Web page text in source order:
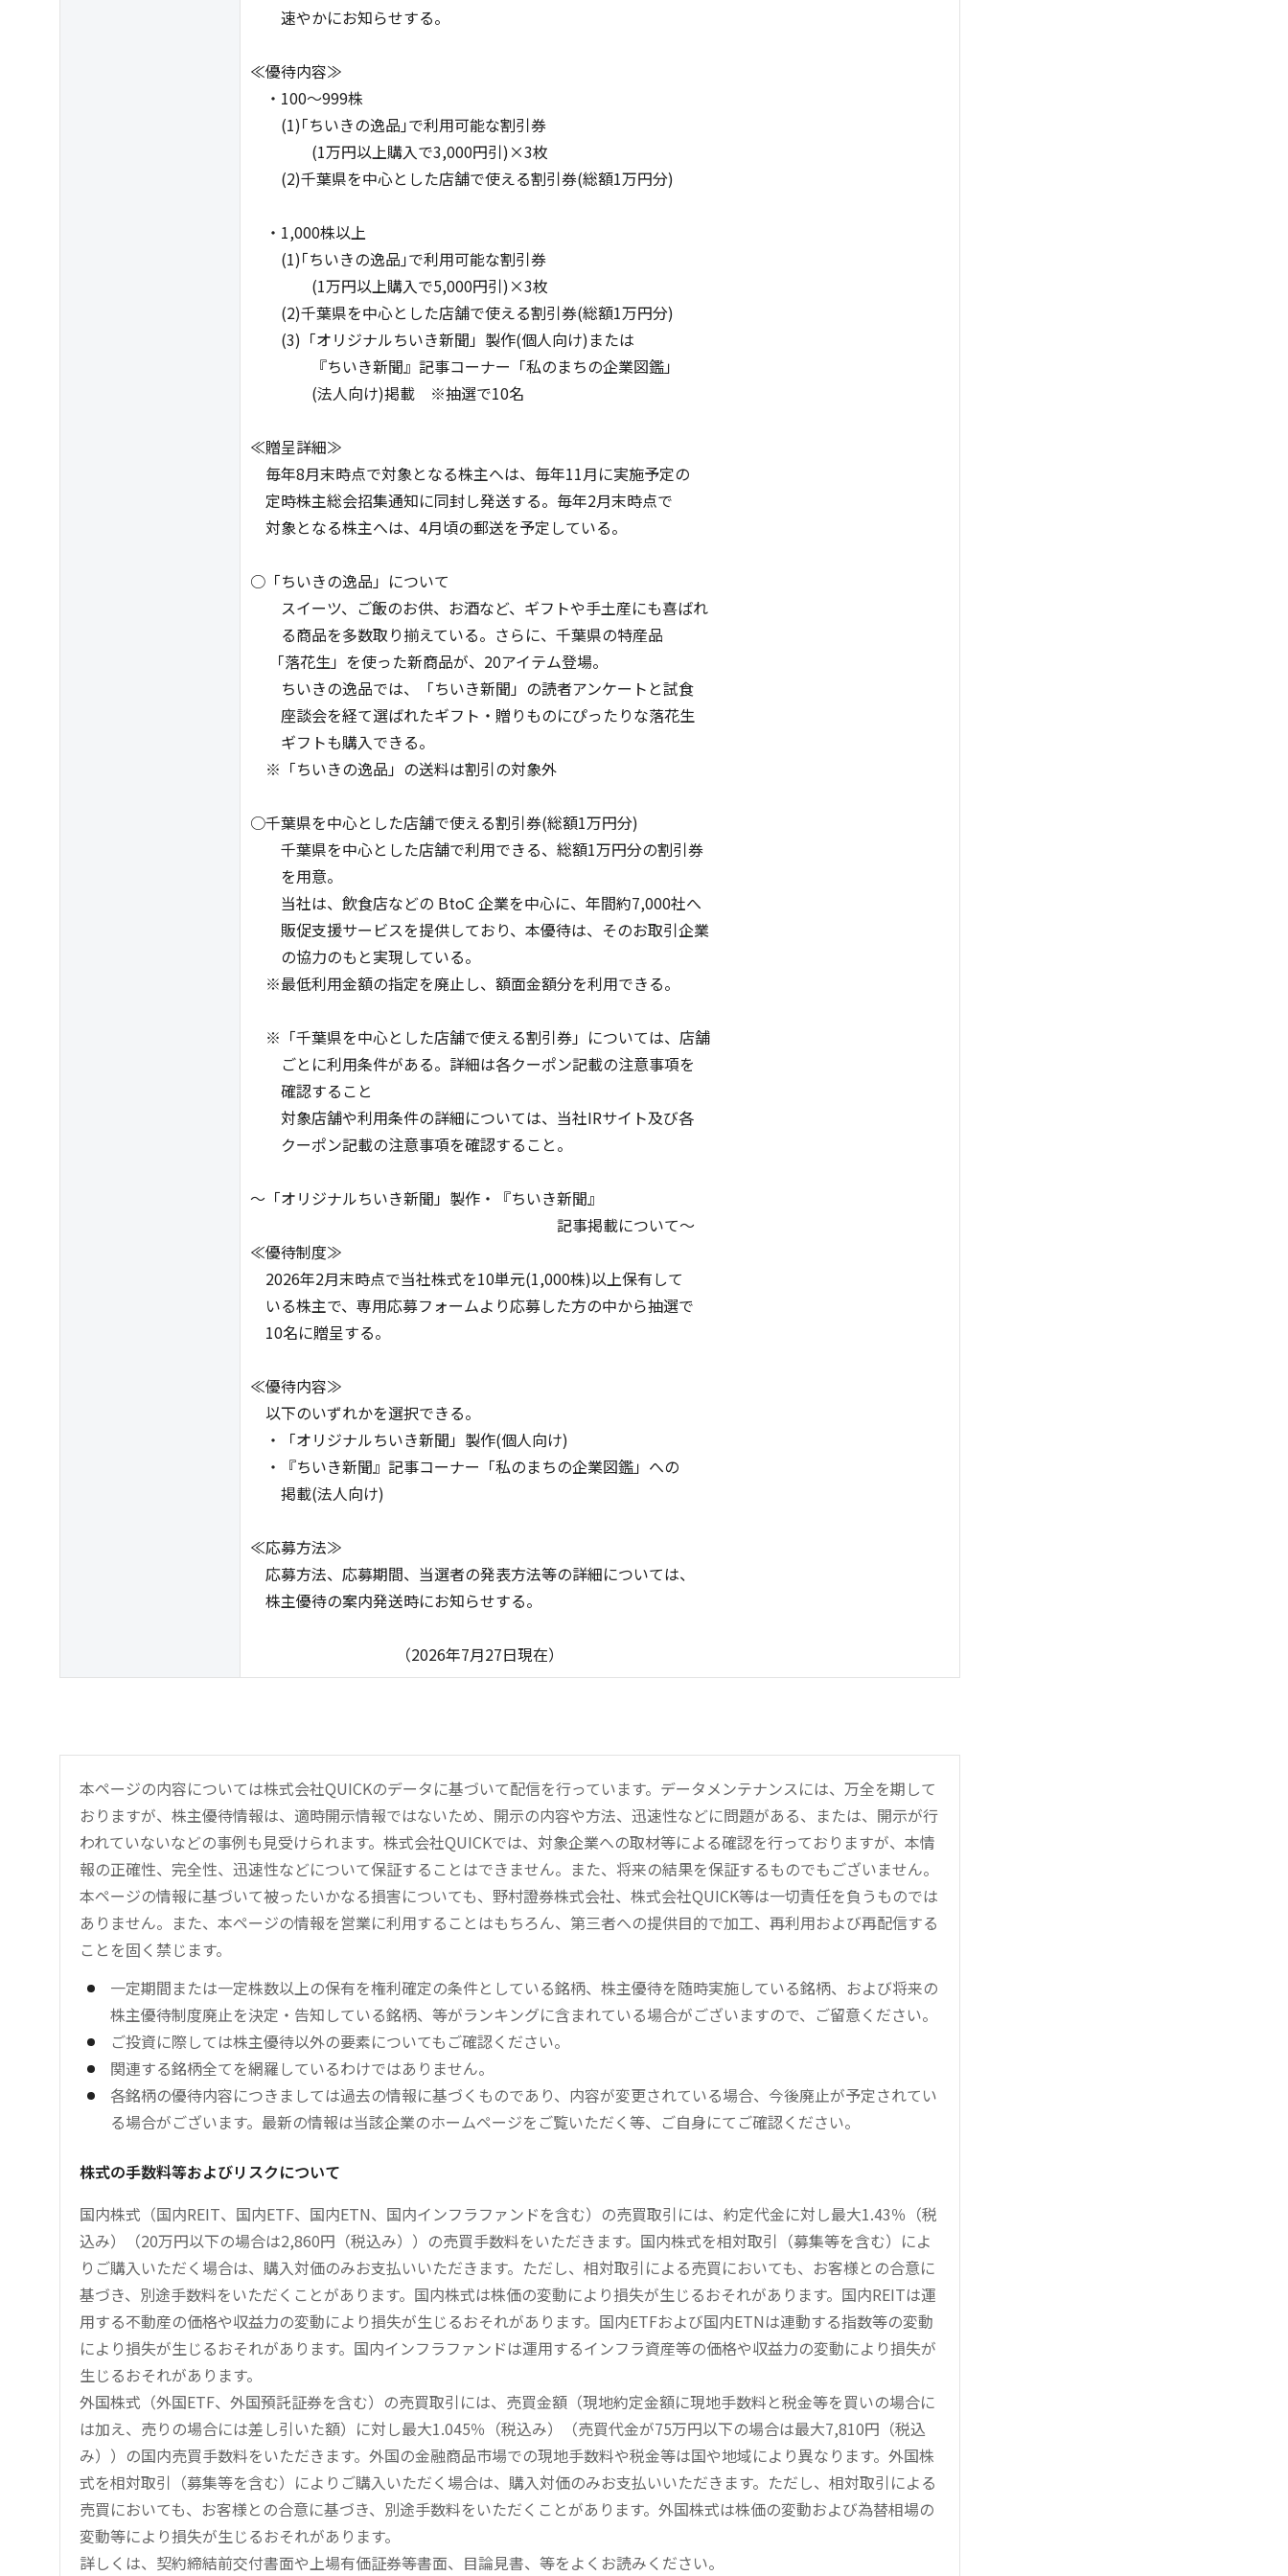
速やかにお知らせする。
≪優待内容≫
・100～999株
(1)｢ちいきの逸品｣で利用可能な割引券
(1万円以上購入で3,000円引)×3枚
(2)千葉県を中心とした店舗で使える割引券(総額1万円分)
・1,000株以上
(1)｢ちいきの逸品｣で利用可能な割引券
(1万円以上購入で5,000円引)×3枚
(2)千葉県を中心とした店舗で使える割引券(総額1万円分)
(3)「オリジナルちいき新聞」製作(個人向け)または
『ちいき新聞』記事コーナー「私のまちの企業図鑑」
(法人向け)掲載 ※抽選で10名
≪贈呈詳細≫
毎年8月末時点で対象となる株主へは、毎年11月に実施予定の
定時株主総会招集通知に同封し発送する。毎年2月末時点で
対象となる株主へは、4月頃の郵送を予定している。
○「ちいきの逸品」について
スイーツ、ご飯のお供、お酒など、ギフトや手土産にも喜ばれ
る商品を多数取り揃えている。さらに、千葉県の特産品
「落花生」を使った新商品が、20アイテム登場。
ちいきの逸品では、「ちいき新聞」の読者アンケートと試食
座談会を経て選ばれたギフト・贈りものにぴったりな落花生
ギフトも購入できる。
※「ちいきの逸品」の送料は割引の対象外
○千葉県を中心とした店舗で使える割引券(総額1万円分)
千葉県を中心とした店舗で利用できる、総額1万円分の割引券
を用意。
当社は、飲食店などの BtoC 企業を中心に、年間約7,000社へ
販促支援サービスを提供しており、本優待は、そのお取引企業
の協力のもと実現している。
※最低利用金額の指定を廃止し、額面金額分を利用できる。
※「千葉県を中心とした店舗で使える割引券」については、店舗
ごとに利用条件がある。詳細は各クーポン記載の注意事項を
確認すること
対象店舗や利用条件の詳細については、当社IRサイト及び各
クーポン記載の注意事項を確認すること。
～「オリジナルちいき新聞」製作・『ちいき新聞』
記事掲載について～
≪優待制度≫
2026年2月末時点で当社株式を10単元(1,000株)以上保有して
いる株主で、専用応募フォームより応募した方の中から抽選で
10名に贈呈する。
≪優待内容≫
以下のいずれかを選択できる。
・「オリジナルちいき新聞」製作(個人向け)
・『ちいき新聞』記事コーナー「私のまちの企業図鑑」への
掲載(法人向け)
≪応募方法≫
応募方法、応募期間、当選者の発表方法等の詳細については、
株主優待の案内発送時にお知らせする。
（2026年7月27日現在）
本ページの内容については株式会社QUICKのデータに基づいて配信を行っています。データメンテナンスには、万全を期して
おりますが、株主優待情報は、適時開示情報ではないため、開示の内容や方法、迅速性などに問題がある、または、開示が行
われていないなどの事例も見受けられます。株式会社QUICKでは、対象企業への取材等による確認を行っておりますが、本情
報の正確性、完全性、迅速性などについて保証することはできません。また、将来の結果を保証するものでもございません。
本ページの情報に基づいて被ったいかなる損害についても、野村證券株式会社、株式会社QUICK等は一切責任を負うものでは
ありません。また、本ページの情報を営業に利用することはもちろん、第三者への提供目的で加工、再利用および再配信する
ことを固く禁じます。
一定期間または一定株数以上の保有を権利確定の条件としている銘柄、株主優待を随時実施している銘柄、および将来の
株主優待制度廃止を決定・告知している銘柄、等がランキングに含まれている場合がございますので、ご留意ください。
ご投資に際しては株主優待以外の要素についてもご確認ください。
関連する銘柄全てを網羅しているわけではありません。
各銘柄の優待内容につきましては過去の情報に基づくものであり、内容が変更されている場合、今後廃止が予定されてい
る場合がございます。最新の情報は当該企業のホームページをご覧いただく等、ご自身にてご確認ください。
株式の手数料等およびリスクについて
国内株式（国内REIT、国内ETF、国内ETN、国内インフラファンドを含む）の売買取引には、約定代金に対し最大1.43％（税
込み）（20万円以下の場合は2,860円（税込み））の売買手数料をいただきます。国内株式を相対取引（募集等を含む）によ
りご購入いただく場合は、購入対価のみお支払いいただきます。ただし、相対取引による売買においても、お客様との合意に
基づき、別途手数料をいただくことがあります。国内株式は株価の変動により損失が生じるおそれがあります。国内REITは運
用する不動産の価格や収益力の変動により損失が生じるおそれがあります。国内ETFおよび国内ETNは連動する指数等の変動
により損失が生じるおそれがあります。国内インフラファンドは運用するインフラ資産等の価格や収益力の変動により損失が
生じるおそれがあります。
外国株式（外国ETF、外国預託証券を含む）の売買取引には、売買金額（現地約定金額に現地手数料と税金等を買いの場合に
は加え、売りの場合には差し引いた額）に対し最大1.045％（税込み）（売買代金が75万円以下の場合は最大7,810円（税込
み））の国内売買手数料をいただきます。外国の金融商品市場での現地手数料や税金等は国や地域により異なります。外国株
式を相対取引（募集等を含む）によりご購入いただく場合は、購入対価のみお支払いいただきます。ただし、相対取引による
売買においても、お客様との合意に基づき、別途手数料をいただくことがあります。外国株式は株価の変動および為替相場の
変動等により損失が生じるおそれがあります。
詳しくは、契約締結前交付書面や上場有価証券等書面、目論見書、等をよくお読みください。